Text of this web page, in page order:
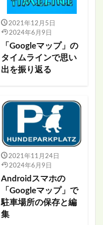
2021年12月5日
2024年6月9日
「Googleマップ」の
タイムラインで思い
出を振り返る
2021年11月24日
2024年6月9日
Androidスマホの
「Googleマップ」で
駐車場所の保存と編
集